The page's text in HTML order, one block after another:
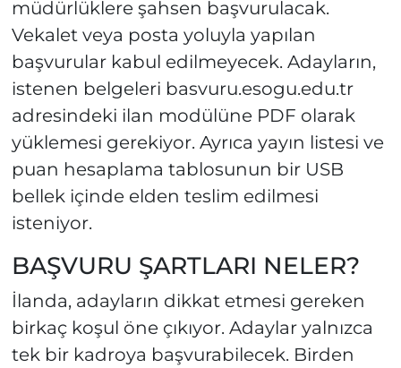
müdürlüklere şahsen başvurulacak.
Vekalet veya posta yoluyla yapılan
başvurular kabul edilmeyecek. Adayların,
istenen belgeleri basvuru.esogu.edu.tr
adresindeki ilan modülüne PDF olarak
yüklemesi gerekiyor. Ayrıca yayın listesi ve
puan hesaplama tablosunun bir USB
bellek içinde elden teslim edilmesi
isteniyor.
BAŞVURU ŞARTLARI NELER?
İlanda, adayların dikkat etmesi gereken
birkaç koşul öne çıkıyor. Adaylar yalnızca
tek bir kadroya başvurabilecek. Birden